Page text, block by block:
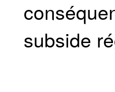
subside